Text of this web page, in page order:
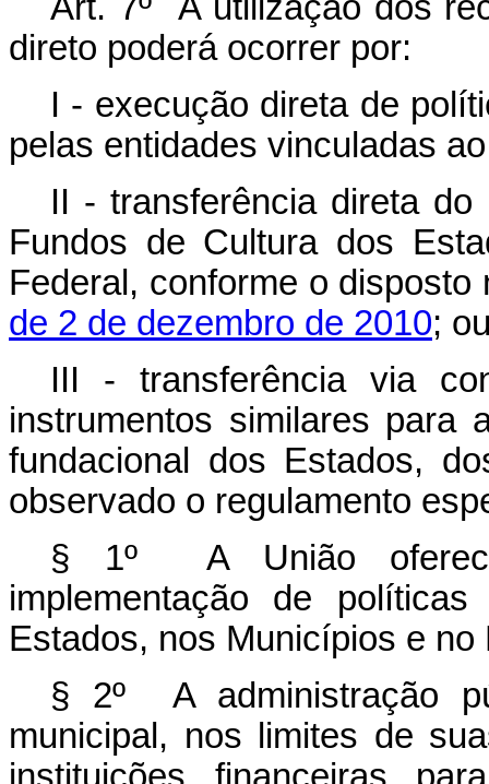
direto poderá ocorrer por:
I - execução direta de
pelas entidades vinculadas
II - transferência direta
Fundos de Cultura dos
Federal, conforme o
de 2 de dezembro de 2010;
III - transferência via
instrumentos similares para
fundacional dos Estados,
observado o regulamento
§ 1º A União
implementação de
Estados, nos Municípios e no
§ 2º A administração
municipal, nos limites de